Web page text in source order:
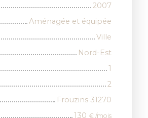
2007
Aménagée et équipée
Ville
Nord-Est
1
2
Frouzins 31270
130 € /mois